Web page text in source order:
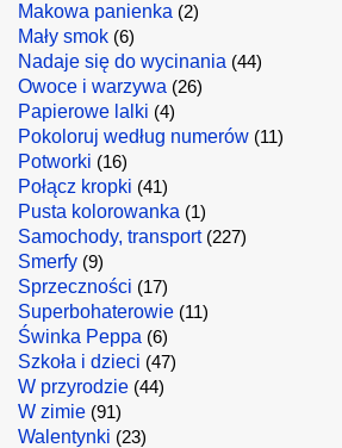
Makowa panienka (2)
Mały smok (6)
Nadaje się do wycinania (44)
Owoce i warzywa (26)
Papierowe lalki (4)
Pokoloruj według numerów (11)
Potworki (16)
Połącz kropki (41)
Pusta kolorowanka (1)
Samochody, transport(227)
Smerfy (9)
Sprzeczności (17)
Superbohaterowie (11)
Świnka Peppa (6)
Szkoła i dzieci (47)
W przyrodzie (44)
W zimie (91)
Walentynki (23)